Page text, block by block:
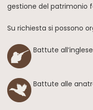
gestione del patrimonio
Su richiesta si possono
Battute all’inglese
Battute alle